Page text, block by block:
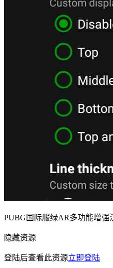
PUBG国际服绿AR多功能增强
隐藏资源
登陆后查看此资源立即登陆